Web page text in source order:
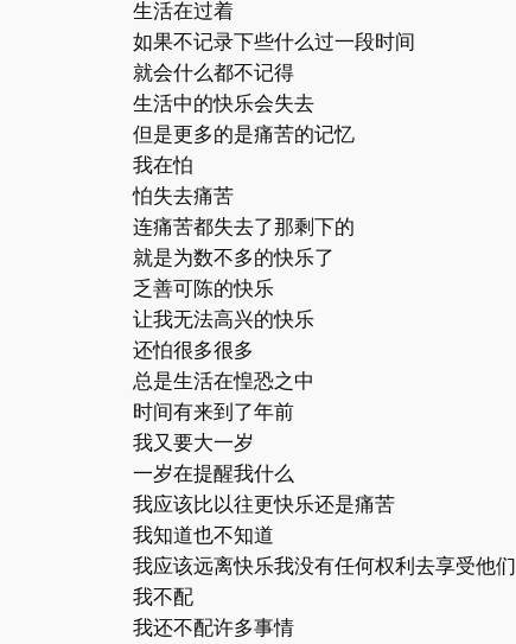
生活在过着
如果不记录下些什么过一段时间
就会什么都不记得
生活中的快乐会失去
但是更多的是痛苦的记忆
我在怕
怕失去痛苦
连痛苦都失去了那剩下的
就是为数不多的快乐了
乏善可陈的快乐
让我无法高兴的快乐
还怕很多很多
总是生活在惶恐之中
时间有来到了年前
我又要大一岁
一岁在提醒我什么
我应该比以往更快乐还是痛苦
我知道也不知道
我应该远离快乐我没有任何权利去享受他们
我不配
我还不配许多事情